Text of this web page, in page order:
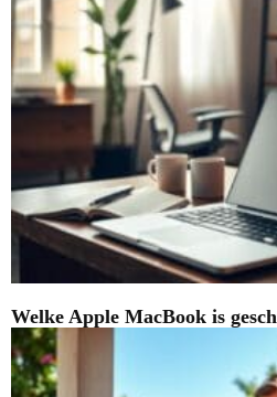
Welke Apple MacBook is